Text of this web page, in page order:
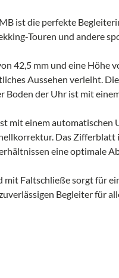
ist die perfekte
Touren und andere
42,5 mm und eine Höhe
Aussehen verleiht.
der Uhr ist mit
einem
Das
eine optimale
Faltschließe sorgt für
Begleiter für